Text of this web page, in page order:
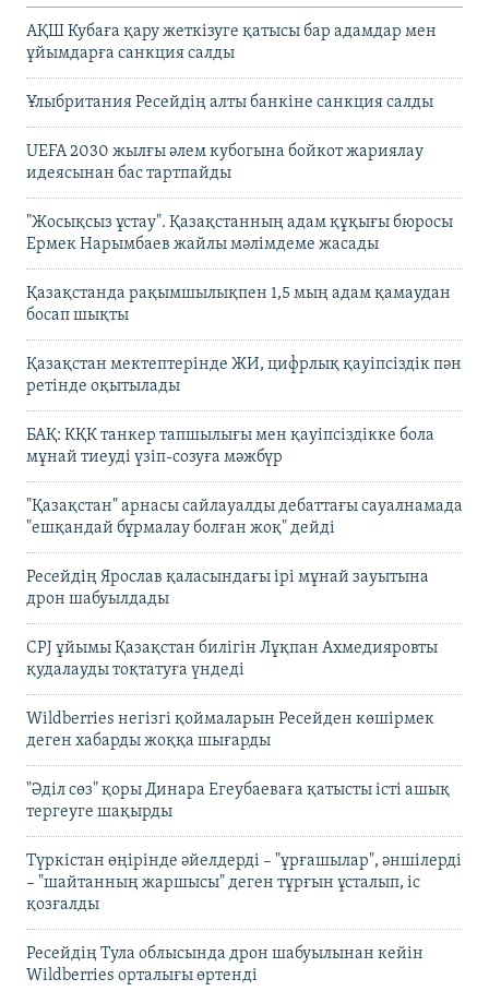
АҚШ Кубаға қару жеткізуге қатысы бар адамдар мен
ұйымдарға санкция салды
Ұлыбритания Ресейдің алты банкіне санкция салды
UEFA 2030 жылғы әлем кубогына бойкот жариялау
идеясынан бас тартпайды
"Жосықсыз ұстау". Қазақстанның адам құқығы бюросы
Ермек Нарымбаев жайлы мәлімдеме жасады
Қазақстанда рақымшылықпен 1,5 мың адам қамаудан
босап шықты
Қазақстан мектептерінде ЖИ, цифрлық қауіпсіздік пән
ретінде оқытылады
БАҚ: КҚК танкер тапшылығы мен қауіпсіздікке бола
мұнай тиеуді үзіп-созуға мәжбүр
"Қазақстан" арнасы сайлауалды дебаттағы сауалнамада
"ешқандай бұрмалау болған жоқ" дейді
Ресейдің Ярослав қаласындағы ірі мұнай зауытына
дрон шабуылдады
CPJ ұйымы Қазақстан билігін Лұқпан Ахмедияровты
қудалауды тоқтатуға үндеді
Wildberries негізгі қоймаларын Ресейден көшірмек
деген хабарды жоққа шығарды
"Әділ сөз" қоры Динара Егеубаеваға қатысты істі ашық
тергеуге шақырды
Түркістан өңірінде әйелдерді – "ұрғашылар", әншілерді
– "шайтанның жаршысы" деген тұрғын ұсталып, іс
қозғалды
Ресейдің Тула облысында дрон шабуылынан кейін
Wildberries орталығы өртенді